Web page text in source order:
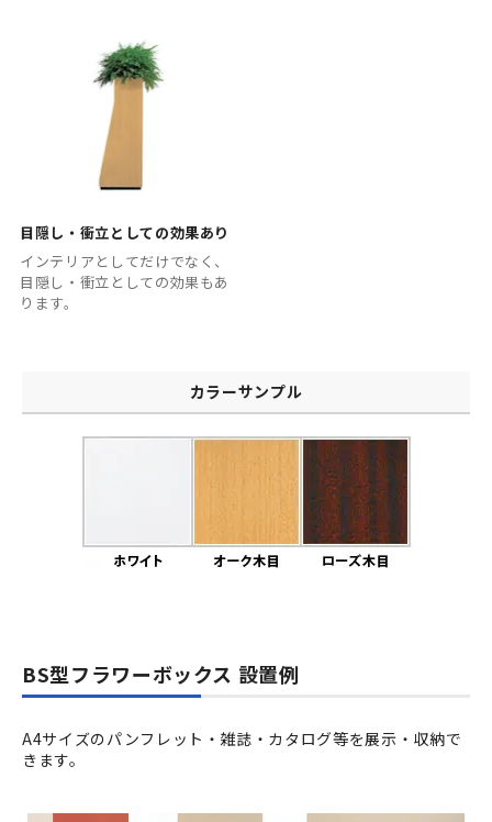
目隠し・衝立としての効果あり
インテリアとしてだけでなく、
目隠し・衝立としての効果もあ
ります。
カラーサンプル
BS型フラワーボックス 設置例
A4サイズのパンフレット・雑誌・カタログ等を展示・収納で
きます。